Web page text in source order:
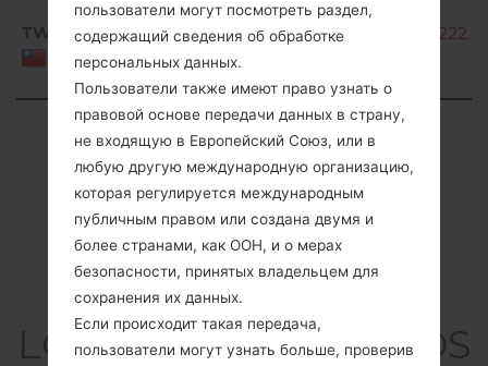
TWN
Taiwan
Showing 1 to 4 of 4 entries
Previous 1 Next
Cтатьи
LGK220DSK(LGK220DS
пользователи могут посмотреть раздел,
содержащий сведения об обработке
персональных данных.
Пользователи также имеют право узнать о
правовой основе передачи данных в страну,
не входящую в Европейский Союз, или в
любую другую международную организацию,
которая регулируется международным
публичным правом или создана двумя и
более странами, как ООН, и о мерах
безопасности, принятых владельцем для
сохранения их данных.
Если происходит такая передача,
пользователи могут узнать больше, проверив